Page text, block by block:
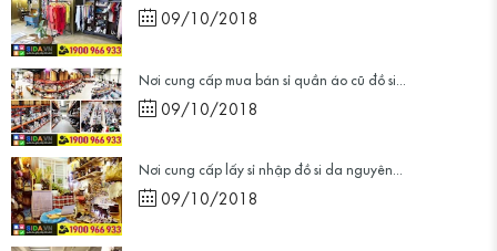
09/10/2018
Nơi cung cấp mua bán sỉ quần áo cũ đồ si...
09/10/2018
Nơi cung cấp lấy sỉ nhập đồ si da nguyên...
09/10/2018